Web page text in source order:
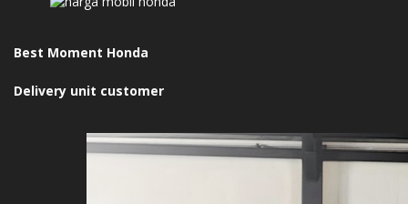
Best Moment Honda
Delivery unit customer